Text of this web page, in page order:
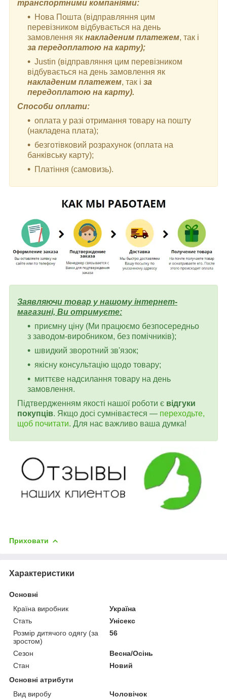
транспортними компаніями:
Нова Пошта (відправляння цим
перевізником відбувається на день
замовлення як накладеним платежем, так і
за передоплатою на карту);
Justin (відправляння цим перевізником
відбувається на день замовлення як
накладеним платежем, так і за
передоплатою на карту).
Способи оплати:
оплата у разі отримання товару на пошту
(накладена плата);
безготівковий розрахунок (оплата на
банківську карту);
Платіння (самовизь).
Заявляючи товар у нашому інтернет-
магазині, Ви отримуєте:
приємну ціну (Ми працюємо безпосередньо
з заводом-виробником, без помічників);
швидкий зворотний зв'язок;
якісну консультацію щодо товару;
миттєве надсилання товару на день
замовлення.
Підтвердженням якості нашої роботи є відгуки
покупців. Якщо досі сумніваєтеся — переходьте,
щоб почитати. Для нас важливо ваша думка!
Приховати
Характеристики
Основні
Країна виробник
Україна
Стать
Унісекс
Розмір дитячого одягу (за
зростом)
56
Сезон
Весна/Осінь
Стан
Новий
Основні атрибути
Вид виробу
Чоловічок